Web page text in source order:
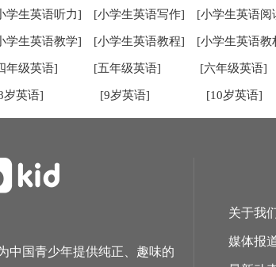
学生英语听力] [小学生英语写作] [小学生英语阅
学生英语教学] [小学生英语教程] [小学生英语教
年级英语] [五年级英语] [六年级英语]
岁英语] [9岁英语] [10岁英语]
中国青少年提供纯正、趣味的
关于我
媒体报